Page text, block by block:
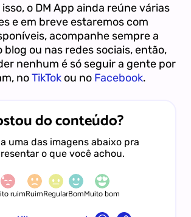
o DM App ainda reúne várias
e em breve estaremos com
acompanhe sempre a
blog ou nas redes sociais, então,
nenhum é só seguir a gente por
noTikTok ou no Facebook.
do conteúdo?
uma das imagens abaixo pra
o que você achou.
ruimRuimRegularBomMuito bom